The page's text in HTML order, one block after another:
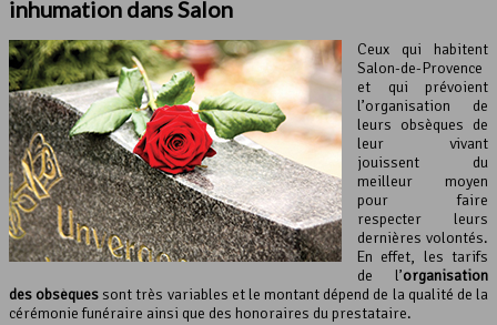
inhumation dans Salon
Ceux qui habitent
Salon-de-Provence
et qui prévoient
l’organisation de
leurs obsèques de
leur vivant
jouissent du
meilleur moyen
pour faire
respecter leurs
dernières volontés.
En effet, les tarifs
de l’organisation
des obsèques sont très variables et le montant dépend de la qualité de la
cérémonie funéraire ainsi que des honoraires du prestataire.